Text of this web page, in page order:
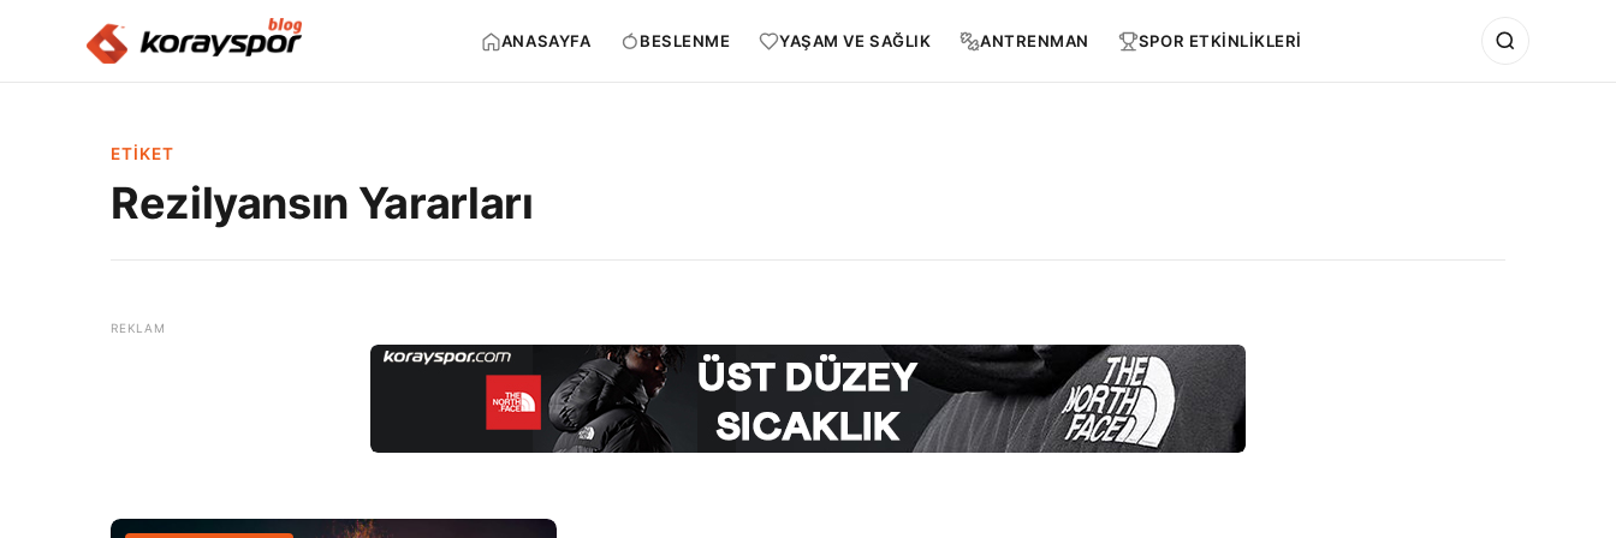
ANASAYFA BESLENME YAŞAM VE SAĞLIK ANTRENMAN SPOR ETKİNLİKLERİ
ETIKET
Rezilyansın Yararları